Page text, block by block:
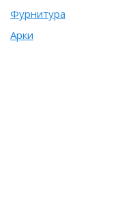
Фурнитура
Арки